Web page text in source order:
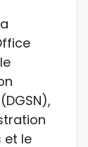
et le